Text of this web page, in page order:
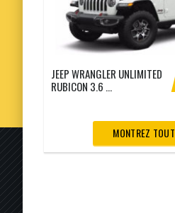
JEEP WRANGLER UNLIMITED
RUBICON 3.6 ...
MONTREZ TOUT